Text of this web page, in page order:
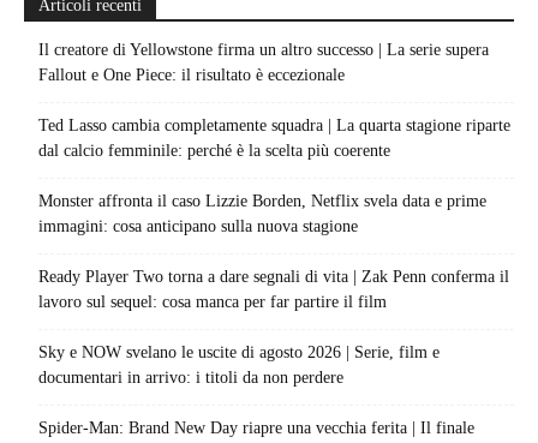
Articoli recenti
Il creatore di Yellowstone firma un altro successo | La serie supera
Fallout e One Piece: il risultato è eccezionale
Ted Lasso cambia completamente squadra | La quarta stagione riparte
dal calcio femminile: perché è la scelta più coerente
Monster affronta il caso Lizzie Borden, Netflix svela data e prime
immagini: cosa anticipano sulla nuova stagione
Ready Player Two torna a dare segnali di vita | Zak Penn conferma il
lavoro sul sequel: cosa manca per far partire il film
Sky e NOW svelano le uscite di agosto 2026 | Serie, film e
documentari in arrivo: i titoli da non perdere
Spider-Man: Brand New Day riapre una vecchia ferita | Il finale